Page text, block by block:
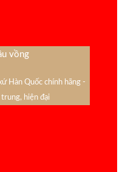
vồng
Hàn Quốc chính hãng -
hiện đại